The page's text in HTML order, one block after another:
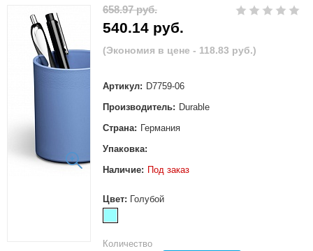
658.97 руб.
540.14 руб.
(Экономия в цене - 118.83 руб.)
Артикул: D7759-06
Производитель: Durable
Страна: Германия
Упаковка:
Наличие: Под заказ
Цвет: Голубой
Количество